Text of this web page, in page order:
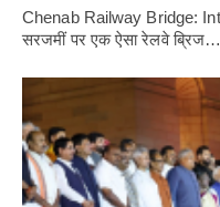
Chenab Railway Bridge:
सरजमीं पर एक ऐसा रेलवे ब्रिज…